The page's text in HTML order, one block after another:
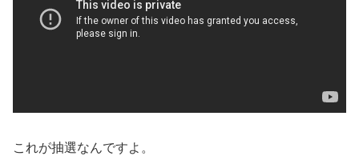
これが抽選なんですよ。